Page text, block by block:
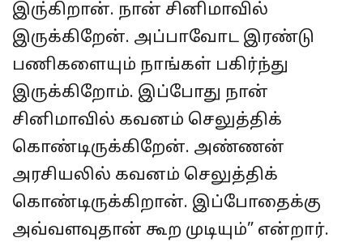
இரு்கிறான். நான் சினிமாவில்
இருக்கிறேன். அப்பாவோட இரண்டு
பணிகளையும் நாங்கள் பகிர்ந்து
இருக்கிறோம். இப்போது நான்
சினிமாவில் கவனம் செலுத்திக்
கொண்டிருக்கிறேன். அண்ணன்
அரசியலில் கவனம் செலுத்திக்
கொண்டிருக்கிறான். இப்போதைக்கு
அவ்வளவுதான் கூற முடியும்” என்றார்.